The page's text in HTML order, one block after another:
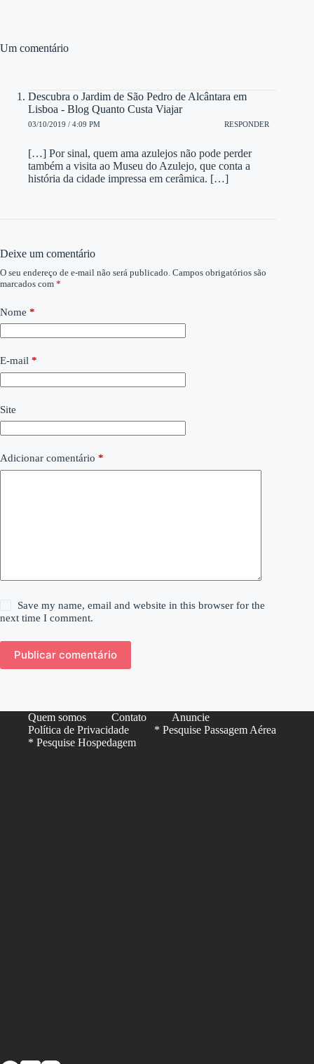
Um comentário
Descubra o Jardim de São Pedro de Alcântara em
Lisboa - Blog Quanto Custa Viajar
03/10/2019 / 4:09 PM RESPONDER
[…] Por sinal, quem ama azulejos não pode perder
também a visita ao Museu do Azulejo, que conta a
história da cidade impressa em cerâmica. […]
Deixe um comentário
O seu endereço de e-mail não será publicado. Campos obrigatórios são
marcados com *
Nome *
E-mail *
Site
Adicionar comentário *
Save my name, email and website in this browser for the
next time I comment.
Publicar comentário
Quem somos Contato
Anuncie
Política de Privacidade
* Pesquise Passagem Aérea
* Pesquise Hospedagem